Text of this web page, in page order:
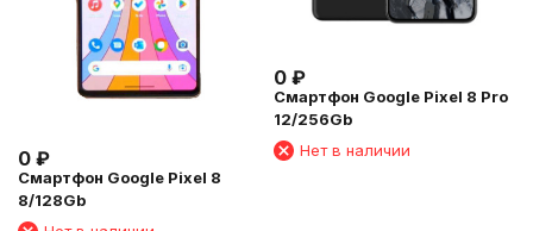
0 ₽
Смартфон Google Pixel 8
8/128Gb
0 ₽
Смартфон Google Pixel 8 Pro
12/256Gb
Нет в наличии